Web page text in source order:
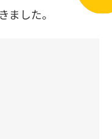
ました。